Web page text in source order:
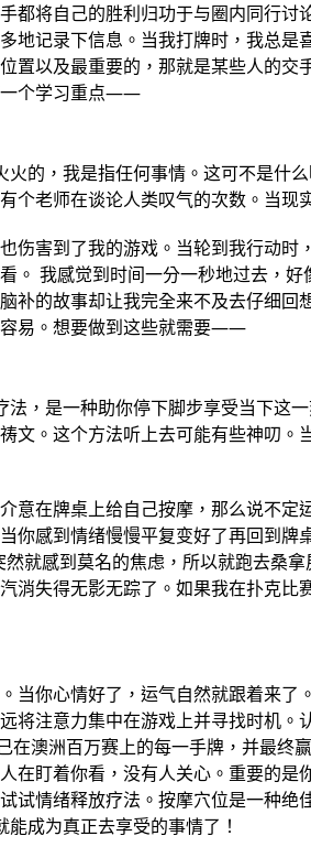
都将自己的胜利归功于与圈内同行
地记录下信息。当我打牌时，我总
置以及最重要的，那就是某些人的
一个学习重点——
火的，我是指任何事情。这可不是什
个老师在谈论人类叹气的次数。当现
伤害到了我的游戏。当轮到我行动
。 我感觉到时间一分一秒地过去，
补的故事却让我完全来不及去仔细
易。想要做到这些就需要——
法，是一种助你停下脚步享受当下这
文。这个方法听上去可能有些神叨
意在牌桌上给自己按摩，那么说不
你感到情绪慢慢平复变好了再回到
就感到莫名的焦虑，所以就跑去桑
消失得无影无踪了。如果我在扑克
当你心情好了，运气自然就跟着来
将注意力集中在游戏上并寻找时机
在澳洲百万赛上的每一手牌，并最终
在盯着你看，没有人关心。重要的
试情绪释放疗法。按摩穴位是一种
成为真正去享受的事情了！